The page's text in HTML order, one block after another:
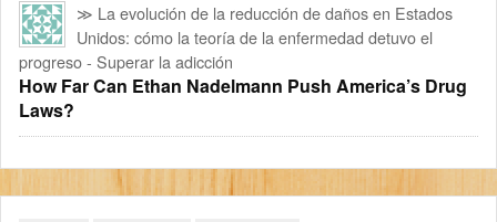
≫ La evolución de la reducción de daños en Estados
Unidos: cómo la teoría de la enfermedad detuvo el
progreso - Superar la adicción
How Far Can Ethan Nadelmann Push America’s Drug
Laws?